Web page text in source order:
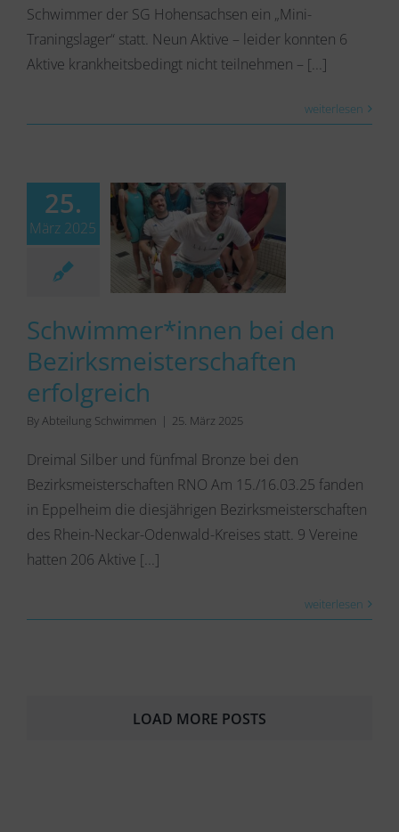
Schwimmer der SG Hohensachsen ein „Mini-
Traningslager“ statt. Neun Aktive – leider konnten 6
Aktive krankheitsbedingt nicht teilnehmen – [...]
weiterlesen
25.
März 2025
Schwimmer*innen bei den
Bezirksmeisterschaften
erfolgreich
ByAbteilung Schwimmen | 25. März 2025
Dreimal Silber und fünfmal Bronze bei den
Bezirksmeisterschaften RNO Am 15./16.03.25 fanden
in Eppelheim die diesjährigen Bezirksmeisterschaften
des Rhein-Neckar-Odenwald-Kreises statt. 9 Vereine
hatten 206 Aktive [...]
weiterlesen
LOAD MORE POSTS